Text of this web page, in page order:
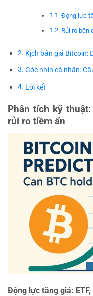
Động lực
Rủi ro bên
Kịch bản giá Bitcoin:
Góc nhìn cá nhân:
Lời kết
Phân tích kỹ
rủi ro tiềm ẩn
Động lực tăng giá: